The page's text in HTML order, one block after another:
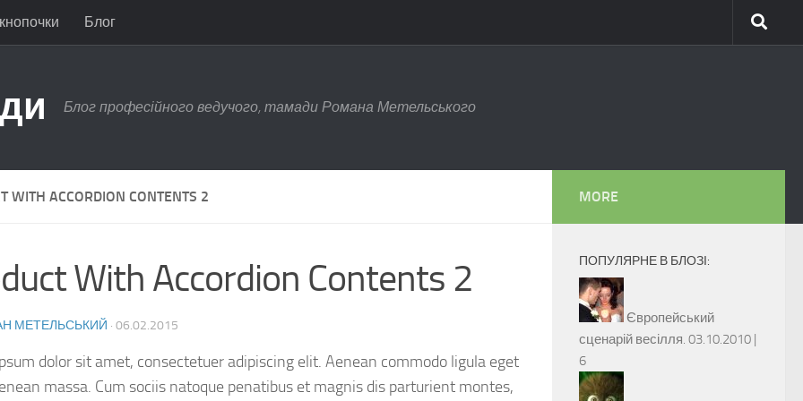
Блог
Блог професійного ведучого, тамади Романа Метельського
WITH ACCORDION CONTENTS 2
With Accordion Contents 2
МЕТЕЛЬСЬКИЙ · 06.02.2015
dolor sit amet, consectetuer adipiscing elit. Aenean commodo ligula eget
massa. Cum sociis natoque penatibus et magnis dis parturient montes,
MORE
ПОПУЛЯРНЕ В БЛОЗІ:
Європейський
сценарій весілля. 03.10.2010 |
6